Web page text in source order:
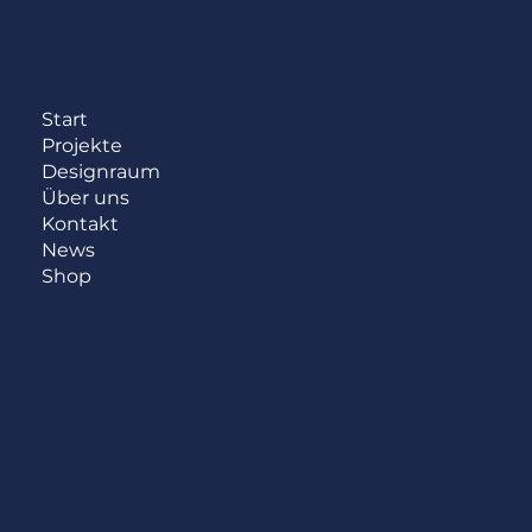
Start
Projekte
Designraum
Über uns
Kontakt
News
Shop